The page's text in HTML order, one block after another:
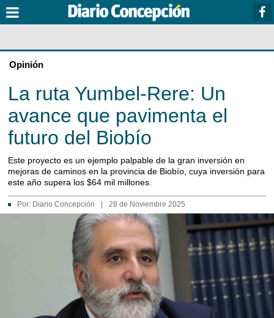
Opinión
La ruta Yumbel-Rere: Un
avance que pavimenta el
futuro del Biobío
Este proyecto es un ejemplo palpable de la gran inversión en
mejoras de caminos en la provincia de Biobío, cuya inversión para
este año supera los $64 mil millones.
Por: Diario Concepción 28 de Noviembre 2025